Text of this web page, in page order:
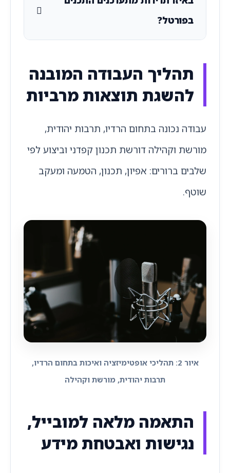
בפורטל?
תהליך העבודה המובנה
להשגת תוצאות מרביות
עבודה נכונה בתחום הרדיו, תרבות יהודית,
מורשת וקהילה דורשת תכנון קפדני וביצוע לפי
שלבים ברורים: אפיון, תכנון, הטמעה ומעקב
שוטף.
איור 2: תהליכי אופטימיזציה ואיכות בתחום הרדיו,
תרבות יהודית, מורשת וקהילה
התאמה מלאה למובייל,
נגישות ואבטחת מידע